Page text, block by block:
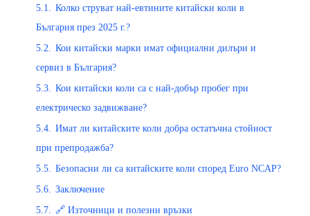
5.1.
Колко струват най-евтините китайски коли в
България през 2025 г.?
5.2.
Кои китайски марки имат официални дилъри и
сервиз в България?
5.3.
Кои китайски коли са с най-добър пробег при
електрическо задвижване?
5.4.
Имат ли китайските коли добра остатъчна стойност
при препродажба?
5.5.
Безопасни ли са китайските коли според Euro NCAP?
5.6.
Заключение
5.7.
🔗 Източници и полезни връзки